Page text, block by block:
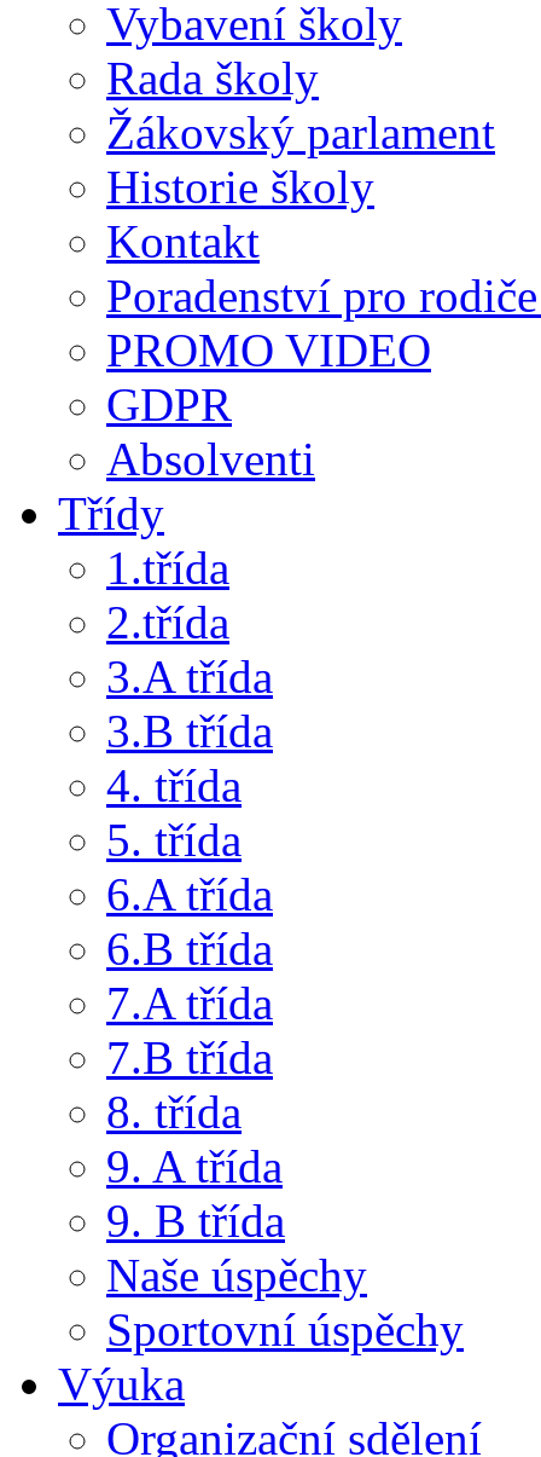
Vybavení školy
Rada školy
Žákovský parlament
Historie školy
Kontakt
Poradenství pro
PROMO VIDEO
GDPR
Absolventi
Třídy
1.třída
2.třída
3.A třída
3.B třída
4. třída
5. třída
6.A třída
6.B třída
7.A třída
7.B třída
8. třída
9. A třída
9. B třída
Naše úspěchy
Sportovní úspěchy
Výuka
Organizační sdělení